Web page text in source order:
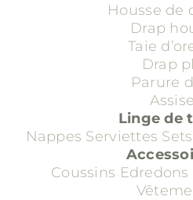
Housse de
Drap
Taie
Drap
Parure
Linge de
Nappes Serviettes
Coussins Edredons